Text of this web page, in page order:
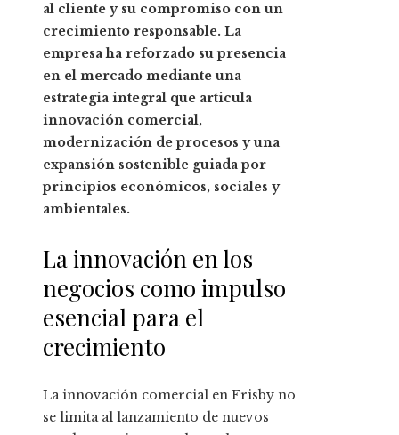
al cliente y su compromiso con un
crecimiento responsable. La
empresa ha reforzado su presencia
en el mercado mediante una
estrategia integral que articula
innovación comercial,
modernización de procesos y una
expansión sostenible guiada por
principios económicos, sociales y
ambientales.
La innovación en los
negocios como impulso
esencial para el
crecimiento
La innovación comercial en Frisby no
se limita al lanzamiento de nuevos